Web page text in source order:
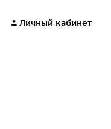
Личный кабинет